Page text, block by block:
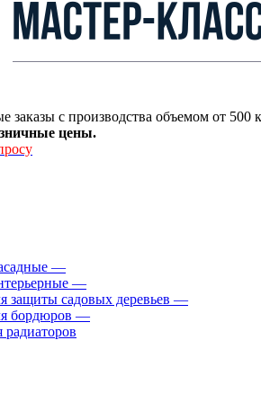
заказы с производства объемом от 500
цены.
—
—
защиты садовых деревьев —
бордюров —
радиаторов